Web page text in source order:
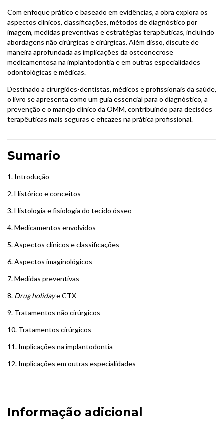
Com enfoque prático e baseado em evidências, a obra explora os
aspectos clínicos, classificações, métodos de diagnóstico por
imagem, medidas preventivas e estratégias terapêuticas, incluindo
abordagens não cirúrgicas e cirúrgicas. Além disso, discute de
maneira aprofundada as implicações da osteonecrose
medicamentosa na implantodontia e em outras especialidades
odontológicas e médicas.
Destinado a cirurgiões-dentistas, médicos e profissionais da saúde,
o livro se apresenta como um guia essencial para o diagnóstico, a
prevenção e o manejo clínico da OMM, contribuindo para decisões
terapêuticas mais seguras e eficazes na prática profissional.
Sumario
1. Introdução
2. Histórico e conceitos
3. Histologia e fisiologia do tecido ósseo
4. Medicamentos envolvidos
5. Aspectos clínicos e classificações
6. Aspectos imaginológicos
7. Medidas preventivas
8. Drug holidaye CTX
9. Tratamentos não cirúrgicos
10. Tratamentos cirúrgicos
11. Implicações na implantodontia
12. Implicações em outras especialidades
Informação adicional